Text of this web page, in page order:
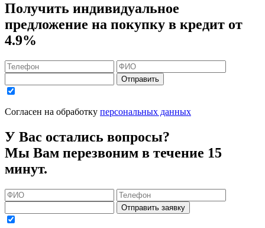
Получить индивидуальное
предложение на покупку в кредит от
4.9%
Отправить
Согласен на обработку персональных данных
У Вас остались вопросы?
Мы Вам перезвоним в течение 15
минут.
Отправить заявку